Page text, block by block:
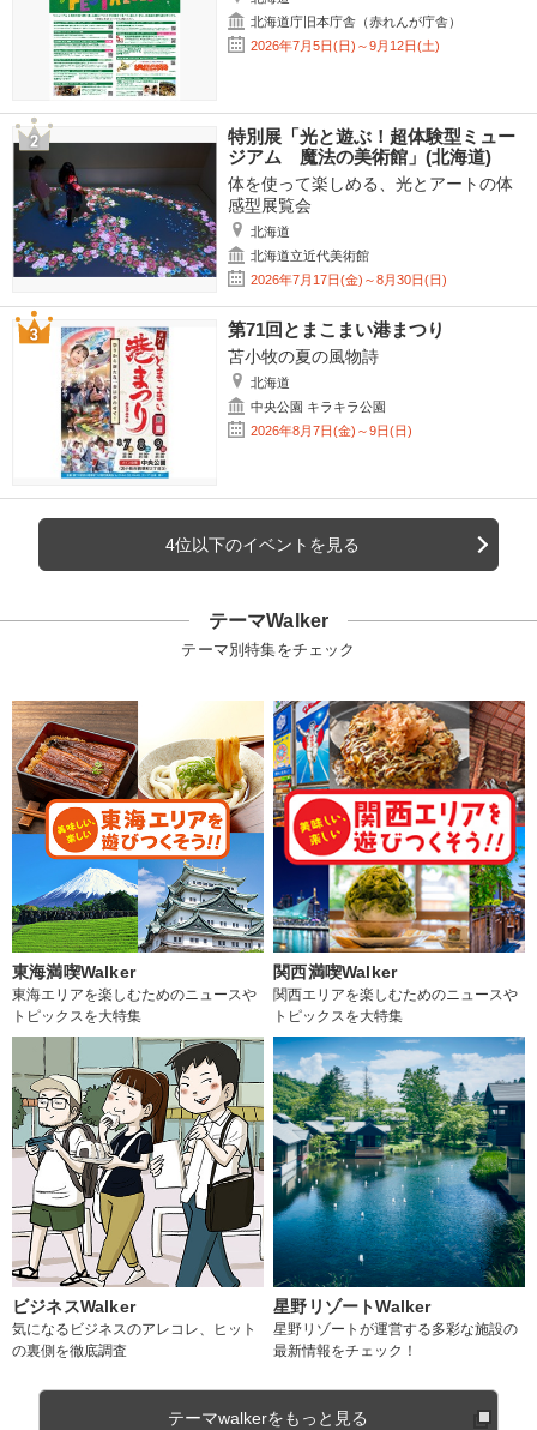
北海道庁旧本庁舎（赤れんが庁舎）
2026年7月5日(日)～9月12日(土)
特別展「光と遊ぶ！超体験型ミュー
ジアム 魔法の美術館」(北海道)
体を使って楽しめる、光とアートの体
感型展覧会
北海道
北海道立近代美術館
2026年7月17日(金)～8月30日(日)
第71回とまこまい港まつり
苫小牧の夏の風物詩
北海道
中央公園 キラキラ公園
2026年8月7日(金)～9日(日)
4位以下のイベントを見る
テーマWalker
テーマ別特集をチェック
東海満喫Walker
東海エリアを楽しむためのニュースや
トピックスを大特集
関西満喫Walker
関西エリアを楽しむためのニュースや
トピックスを大特集
ビジネスWalker
気になるビジネスのアレコレ、ヒット
の裏側を徹底調査
星野リゾートWalker
星野リゾートが運営する多彩な施設の
最新情報をチェック！
テーマwalkerをもっと見る